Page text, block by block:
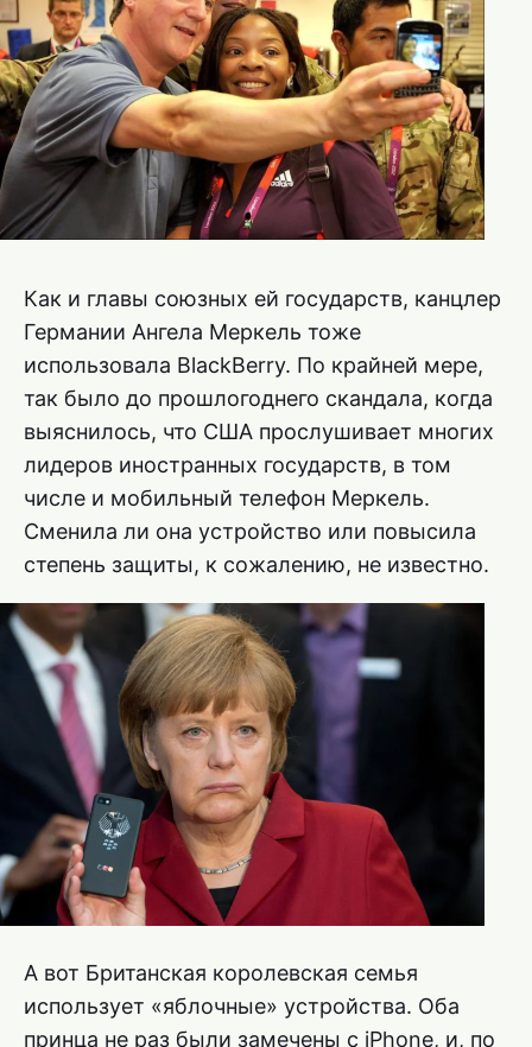
Как и главы союзных ей государств, канцлер
Германии Ангела Меркель тоже
использовала BlackBerry. По крайней мере,
так было до прошлогоднего скандала, когда
выяснилось, что США прослушивает многих
лидеров иностранных государств, в том
числе и мобильный телефон Меркель.
Сменила ли она устройство или повысила
степень защиты, к сожалению, не известно.
А вот Британская королевская семья
использует «яблочные» устройства. Оба
принца не раз были замечены с iPhone, и, по